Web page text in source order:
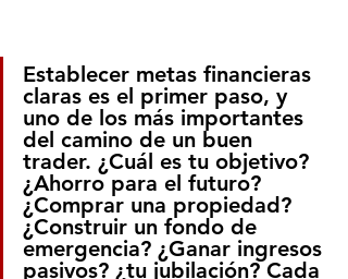
Establecer metas financieras
claras es el primer paso, y
uno de los más importantes
del camino de un buen
trader. ¿Cuál es tu objetivo?
¿Ahorro para el futuro?
¿Comprar una propiedad?
¿Construir un fondo de
emergencia? ¿Ganar ingresos
pasivos? ¿tu jubilación? Cada